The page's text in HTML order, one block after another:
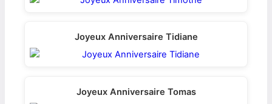
Joyeux Anniversaire Tidiane
Joyeux Anniversaire Tomas